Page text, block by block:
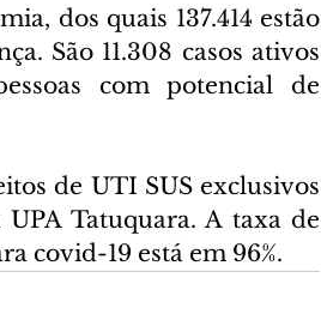
dos quais 137.414 estão
São 11.308 casos ativos
com potencial de
de UTI SUS exclusivos
Tatuquara. A taxa de
covid-19 está em 96%.